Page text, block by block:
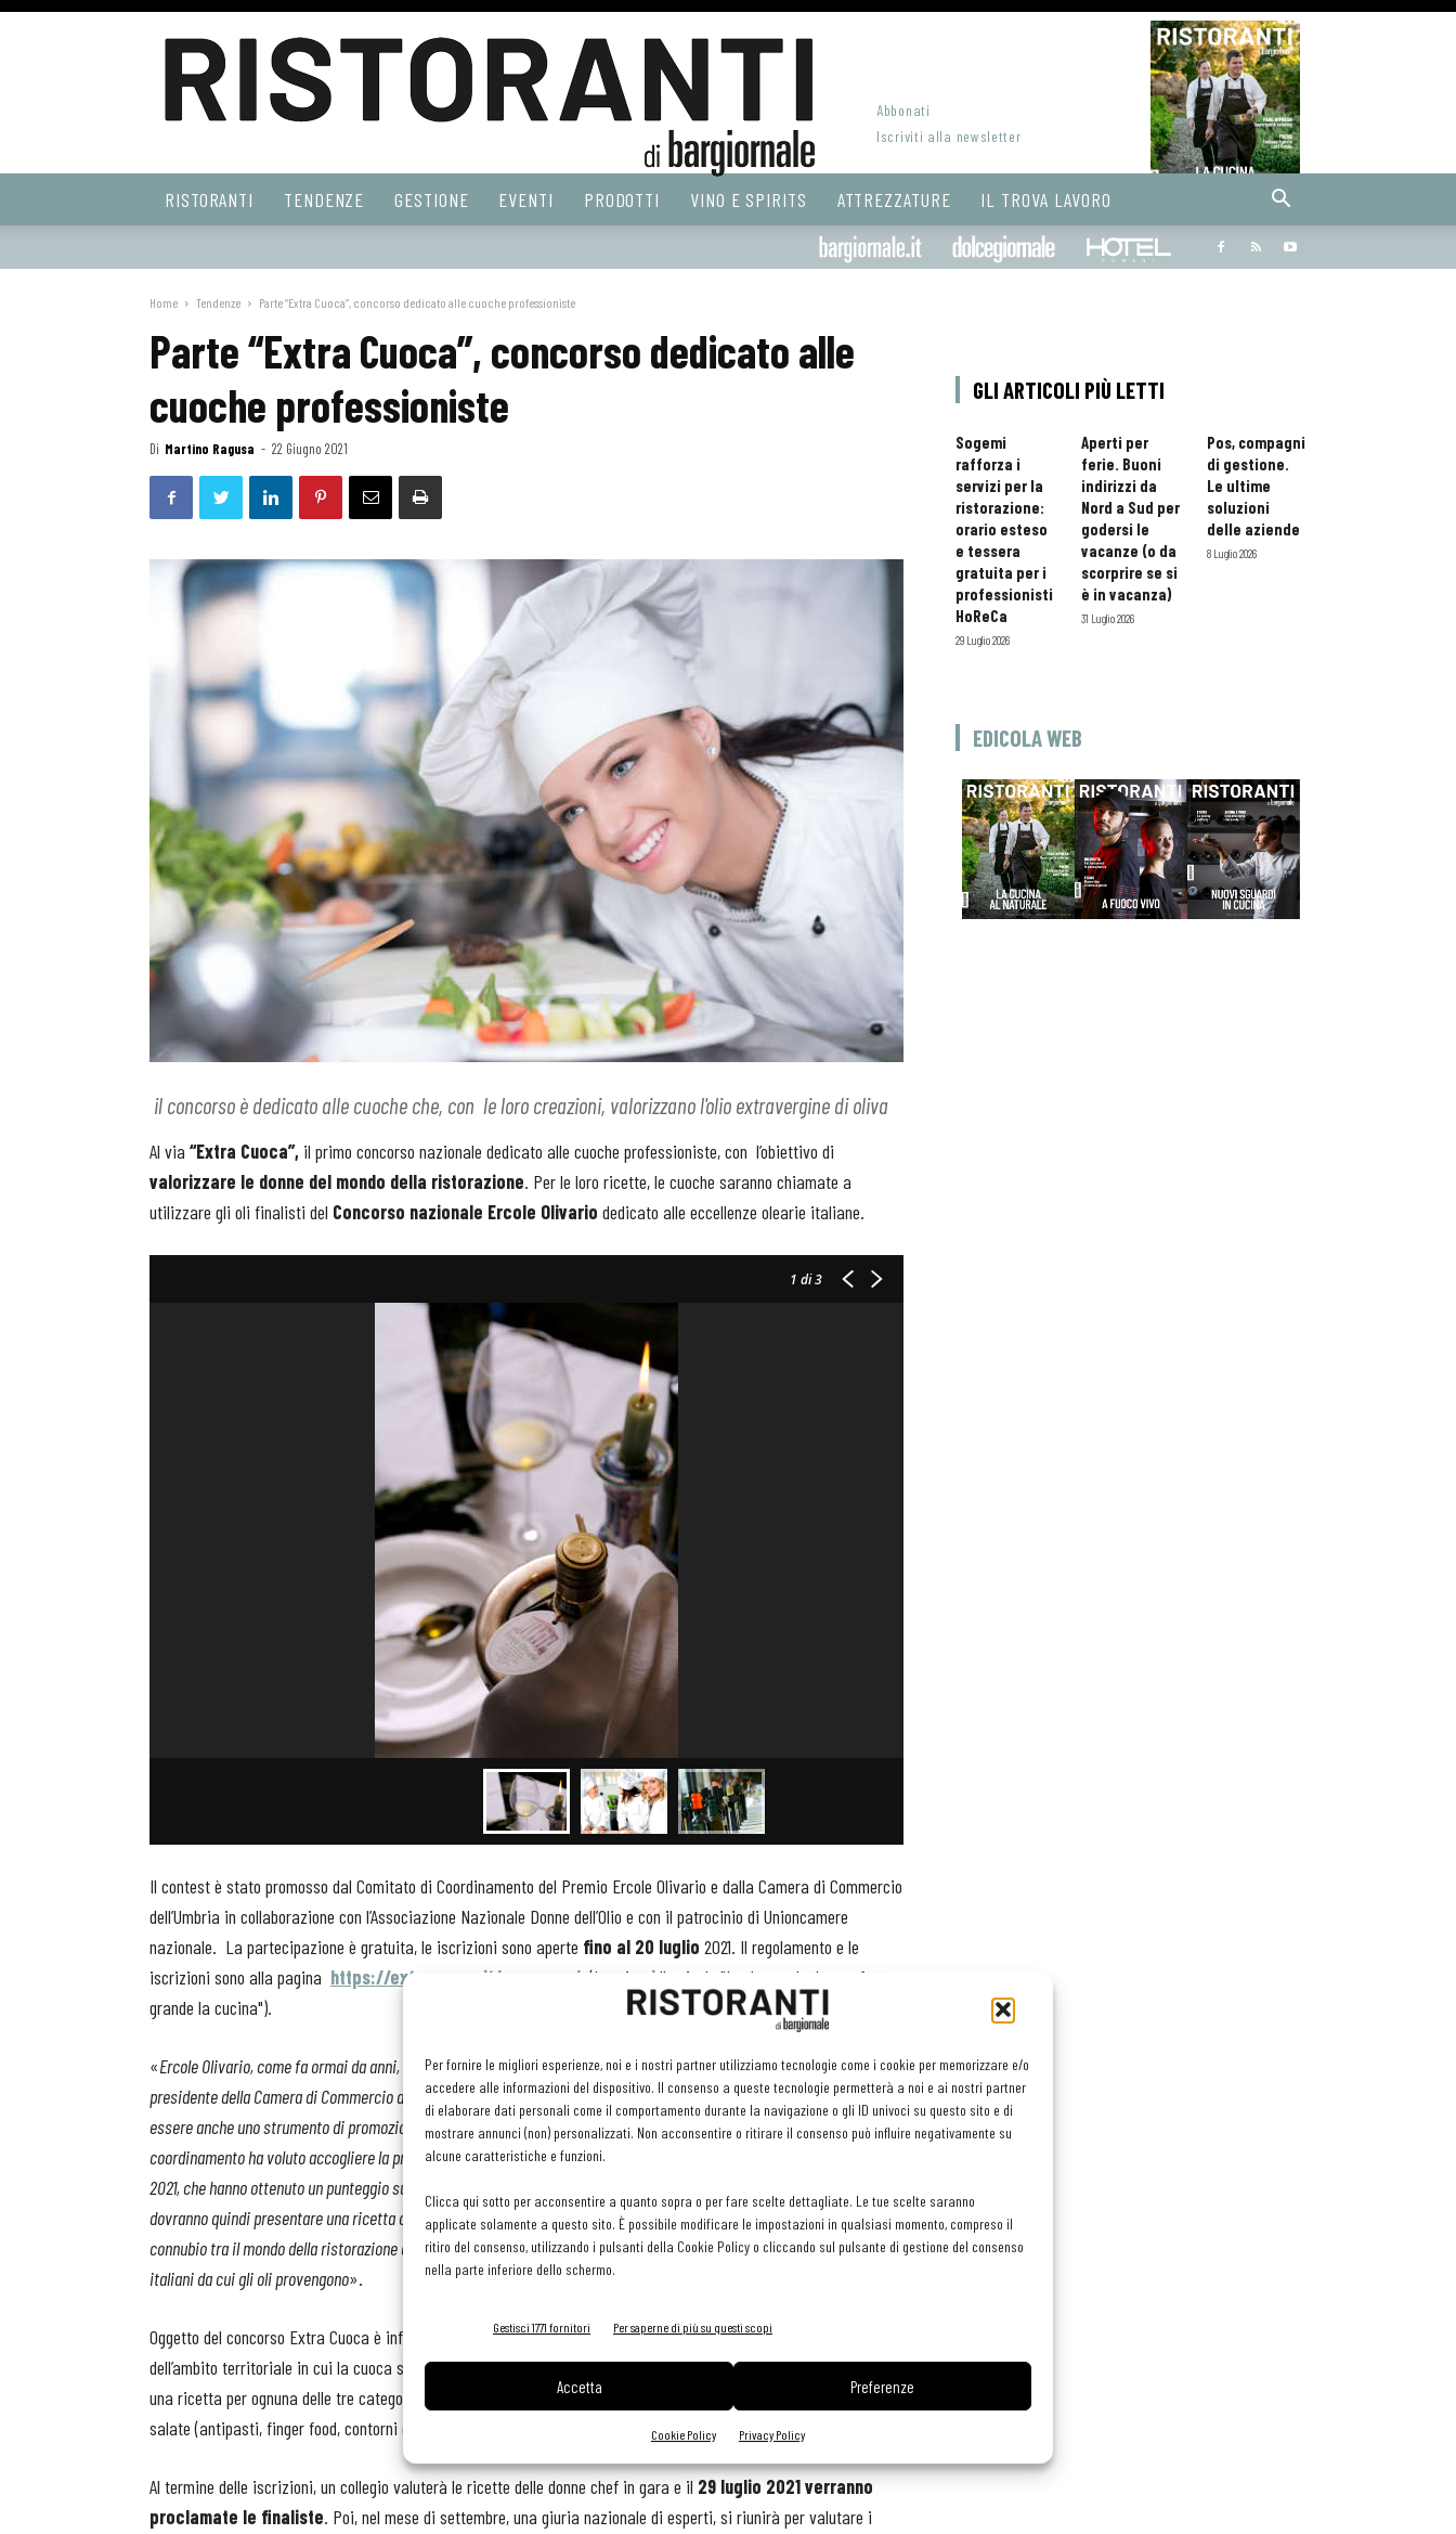
Per fornire le migliori esperienze, noi e i nostri partner utilizziamo tecnologie come i cookie per memorizzare e/o
accedere alle informazioni del dispositivo. Il consenso a queste tecnologie permetterà a noi e ai nostri partner
di elaborare dati personali come il comportamento durante la navigazione o gli ID univoci su questo sito e di
mostrare annunci (non) personalizzati. Non acconsentire o ritirare il consenso può influire negativamente su
alcune caratteristiche e funzioni.
Clicca qui sotto per acconsentire a quanto sopra o per fare scelte dettagliate. Le tue scelte saranno
applicate solamente a questo sito. È possibile modificare le impostazioni in qualsiasi momento, compreso il
ritiro del consenso, utilizzando i pulsanti della Cookie Policy o cliccando sul pulsante di gestione del consenso
nella parte inferiore dello schermo.
Gestisci 1771 fornitori Per saperne di più su questi scopi
Accetta Preferenze
Cookie Policy Privacy Policy
Web
Abbonati
Iscriviti alla newsletter
RISTORANTI TENDENZE GESTIONE EVENTI PRODOTTI VINO E SPIRITS ATTREZZATURE IL TROVA LAVORO
Bargiornale dolcegiornale
Home Tendenze Parte “Extra Cuoca”, concorso dedicato alle cuoche professioniste
Parte “Extra Cuoca”, concorso dedicato alle
cuoche professioniste
Di Martino Ragusa - 22 Giugno 2021
il concorso è dedicato alle cuoche che, con le loro creazioni, valorizzano l'olio extravergine di oliva
Al via “Extra Cuoca”, il primo concorso nazionale dedicato alle cuoche professioniste, con l’obiettivo di
valorizzare le donne del mondo della ristorazione. Per le loro ricette, le cuoche saranno chiamate a
utilizzare gli oli finalisti del Concorso nazionale Ercole Olivario dedicato alle eccellenze olearie italiane.
1 di 3
Il contest è stato promosso dal Comitato di Coordinamento del Premio Ercole Olivario e dalla Camera di Commercio
dell’Umbria in collaborazione con l’Associazione Nazionale Donne dell’Olio e con il patrocinio di Unioncamere
nazionale. La partecipazione è gratuita, le iscrizioni sono aperte fino al 20 luglio 2021. Il regolamento e le
iscrizioni sono alla pagina https://extracuoca.it/concorso/ . (Leggi quil'articolo "Le donne che hanno fatto
grande la cucina").
«Ercole Olivario, come fa ormai da anni, non vuole solo premiare i migliori oli italiani – affermaGiorgio Mencaroni,
presidente della Camera di Commercio dell’Umbria e del Comitato di coordinamento dell’Ercole Olivario - ma vuole
essere anche uno strumento di promozione delle eccellenze olearie italiane. In particolare quest’anno il Comitato di
coordinamento ha voluto accogliere la proposta dell’Associazione Donne dell’Olio di promuovere i finalisti dell’edizione
2021, che hanno ottenuto un punteggio superiore a 75/100. All’interno del Concorso “Extra Cuoca”, le partecipanti
dovranno quindi presentare una ricetta che esalti l’olio Ercole Olivario, un’ulteriore occasione per promuovere il
connubio tra il mondo della ristorazione e il mondo della produzione, in grado di raccontare la bellezza dei territori
italiani da cui gli oli provengono».
Oggetto del concorso Extra Cuoca è infatti l’elaborazione di una ricetta preparata utilizzando un olio e.v.o. prodotto
dell’ambito territoriale in cui la cuoca svolge la propria attività professionale. Ogni cuoca potrà partecipare con
una ricetta per ognuna delle tre categorie in gara: Primi Piatti, Secondi Piatti, altre preparazioni sia dolci che
salate (antipasti, finger food, contorni e altro).
Al termine delle iscrizioni, un collegio valuterà le ricette delle donne chef in gara e il 29 luglio 2021 verranno
proclamate le finaliste. Poi, nel mese di settembre, una giuria nazionale di esperti, si riunirà per valutare i
GLI ARTICOLI PIÙ LETTI
Sogemi
rafforza i
servizi per la
ristorazione:
orario esteso
e tessera
gratuita per i
professionisti
HoReCa
29 Luglio 2026
Aperti per
ferie. Buoni
indirizzi da
Nord a Sud per
godersi le
vacanze (o da
scorprire se si
è in vacanza)
31 Luglio 2026
Pos, compagni
di gestione.
Le ultime
soluzioni
delle aziende
8 Luglio 2026
EDICOLA WEB